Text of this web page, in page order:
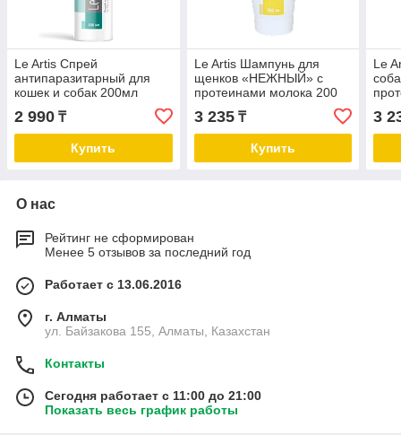
Le Artis Спрей
антипаразитарный для
кошек и собак 200мл
2 990 ₸
Купить
Le Artis Шампунь для
щенков «НЕЖНЫЙ» с
протеинами молока 200
3 235₸
Купить
Le
3
О нас
Рейтинг не сформирован
Менее 5 отзывов за последний год
Работает с 13.06.2016
г. Алматы
ул. Байзакова 155, Алматы, Казахстан
Контакты
Сегодня работает с 11:00 до 21:00
Показать весь график работы